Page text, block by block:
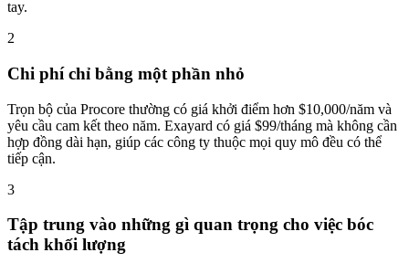
tay.
2
Chi phí chỉ bằng một phần nhỏ
Trọn bộ của Procore thường có giá khởi điểm hơn $10,000/năm và
yêu cầu cam kết theo năm. Exayard có giá $99/tháng mà không cần
hợp đồng dài hạn, giúp các công ty thuộc mọi quy mô đều có thể
tiếp cận.
3
Tập trung vào những gì quan trọng cho việc bóc
tách khối lượng